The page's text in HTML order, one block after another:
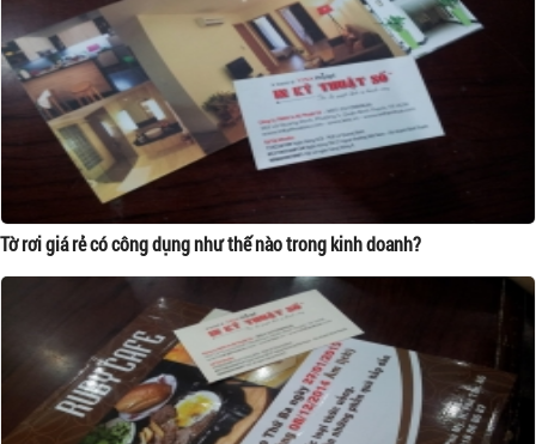
Tờ rơi giá rẻ có công dụng như thế nào trong kinh doanh?